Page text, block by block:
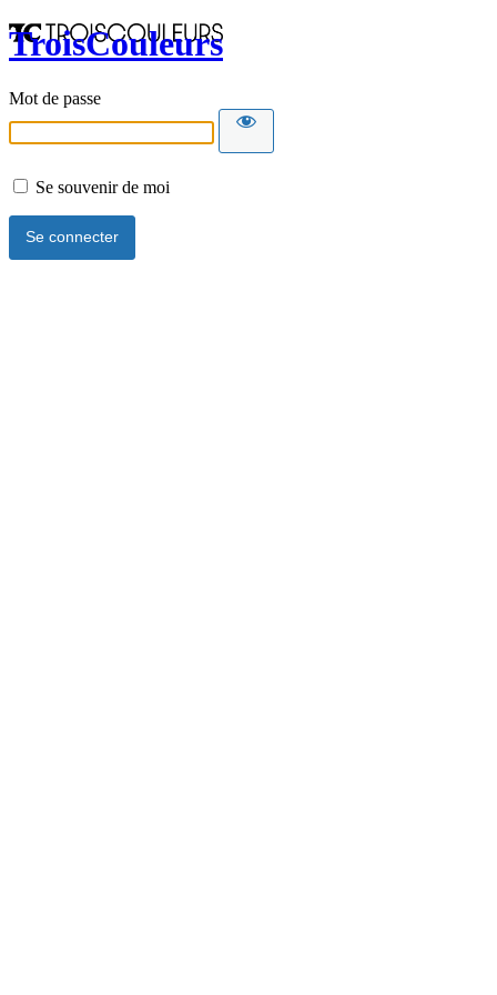
TroisCouleurs
Mot de passe
Se souvenir de moi